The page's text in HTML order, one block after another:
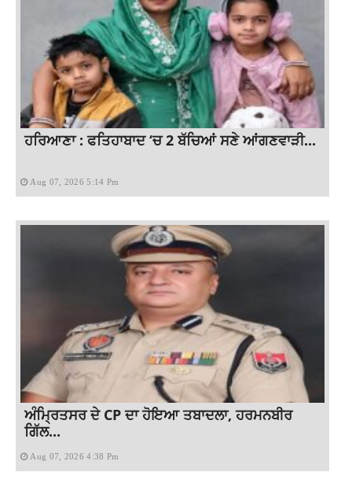
ਹਰਿਆਣਾ : ਫਤਿਹਾਬਾਦ ‘ਚ 2 ਬੱਚਿਆਂ ਸਣੇ ਆਂਗਣਵਾੜੀ...
Aug 07, 2026 5:14 Pm
ਅੰਮ੍ਰਿਤਸਰ ਦੇ CP ਦਾ ਹੋਇਆ ਤਬਾਦਲਾ, ਹਰਮਨਬੀਰ
ਗਿੱਲ...
Aug 07, 2026 4:38 Pm